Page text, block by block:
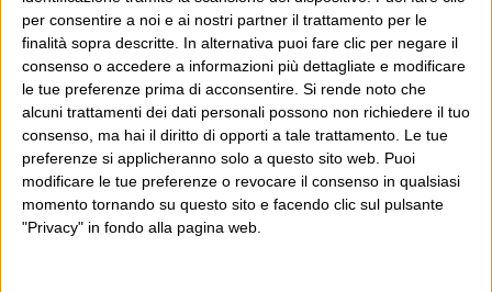
per consentire a noi e ai nostri partner il trattamento per le
finalità sopra descritte. In alternativa puoi fare clic per negare il
consenso o accedere a informazioni più dettagliate e modificare
le tue preferenze prima di acconsentire. Si rende noto che
alcuni trattamenti dei dati personali possono non richiedere il tuo
consenso, ma hai il diritto di opporti a tale trattamento. Le tue
preferenze si applicheranno solo a questo sito web. Puoi
modificare le tue preferenze o revocare il consenso in qualsiasi
momento tornando su questo sito e facendo clic sul pulsante
"Privacy" in fondo alla pagina web.